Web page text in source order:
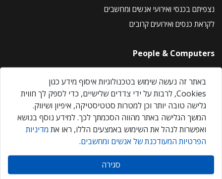
נצפיתם בכנסי ואירועי אנשים ומחשבים
לקראת כנסים ואירועים קרובים
People & Computers
About Us
Privacy Policy
Contact Us
Our Events
אנשים ומחשבים © 2026 – כל הזכויות שמורות
באתר זה נעשה שימוש בטכנולוגיות איסוף מידע כגון
Cookies, לרבות על ידי צדדים שלישיים, כדי לספק לך חווית
גלישה טובה יותר וכן למטרות סטטיסטיקה, איפיון ושיווק.
המשך הגלישה באתר מהווה הסכמתך לכך. למידע נוסף בנושא
ואפשרות לנהל את השימוש באמצעים הללו, ראו את מדיניות
הפרטיות המעודכנת של אנשים ומחשבים.
סגירה